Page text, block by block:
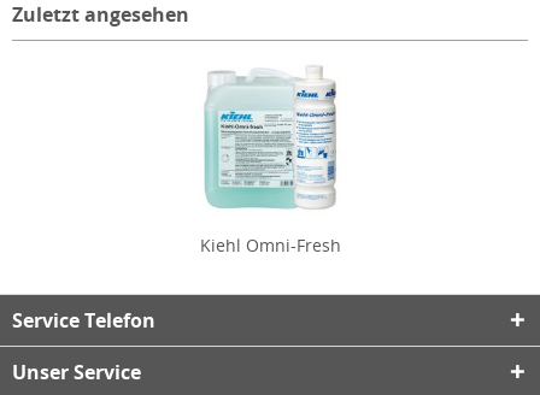
Zuletzt angesehen
Kiehl Omni-Fresh
Service Telefon
Unser Service